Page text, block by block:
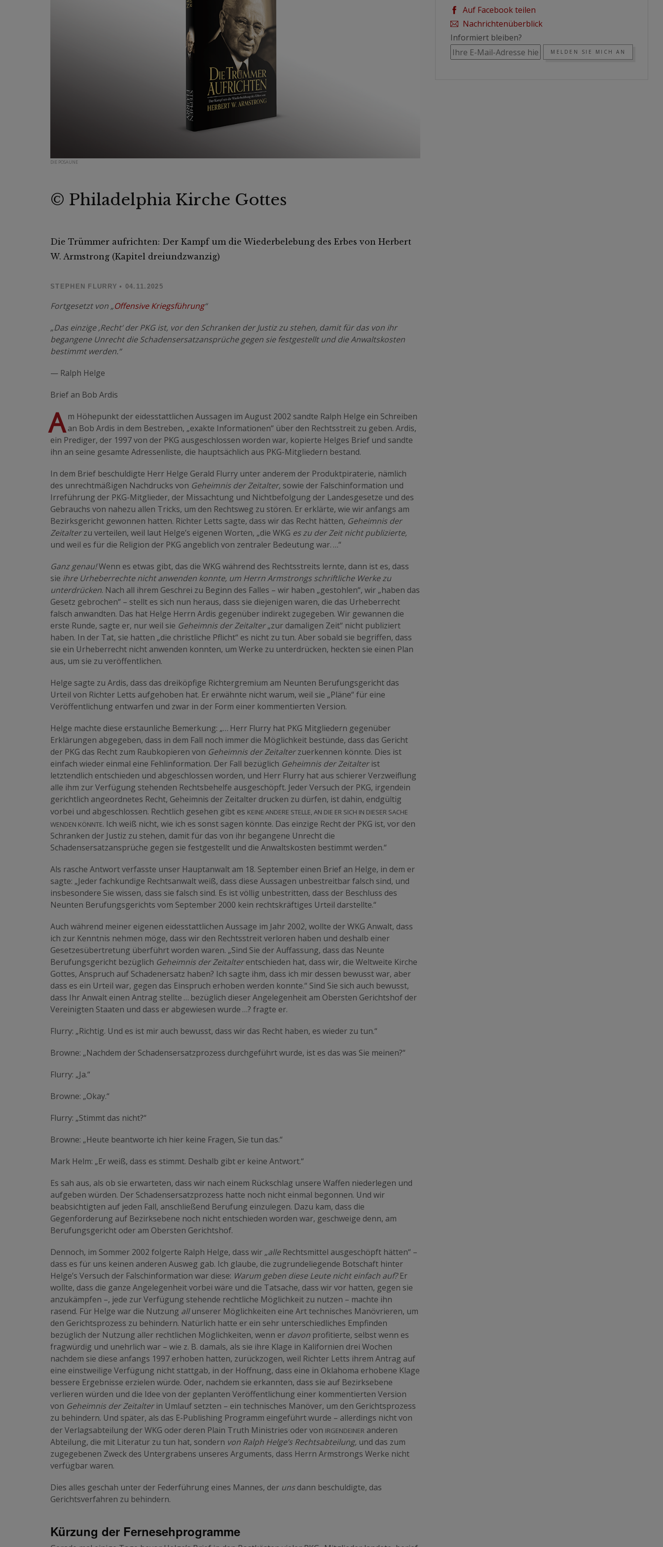
DIE POSAUNE
© Philadelphia Kirche Gottes
Die Trümmer aufrichten: Der Kampf um die Wiederbelebung des Erbes von Herbert
W. Armstrong (Kapitel dreiundzwanzig)
STEPHEN FLURRY • 04.11.2025
Fortgesetzt von „Offensive Kriegsführung“
„Das einzige ‚Recht‘ der PKG ist, vor den Schranken der Justiz zu stehen, damit für das von ihr
begangene Unrecht die Schadensersatzansprüche gegen sie festgestellt und die Anwaltskosten
bestimmt werden.“
— Ralph Helge
Brief an Bob Ardis
A m Höhepunkt der eidesstattlichen Aussagen im August 2002 sandte Ralph Helge ein Schreiben
an Bob Ardis in dem Bestreben, „exakte Informationen“ über den Rechtsstreit zu geben. Ardis,
ein Prediger, der 1997 von der PKG ausgeschlossen worden war, kopierte Helges Brief und sandte
ihn an seine gesamte Adressenliste, die hauptsächlich aus PKG-Mitgliedern bestand.
In dem Brief beschuldigte Herr Helge Gerald Flurry unter anderem der Produktpiraterie, nämlich
des unrechtmäßigen Nachdrucks von Geheimnis der Zeitalter, sowie der Falschinformation und
Irreführung der PKG-Mitglieder, der Missachtung und Nichtbefolgung der Landesgesetze und des
Gebrauchs von nahezu allen Tricks, um den Rechtsweg zu stören. Er erklärte, wie wir anfangs am
Bezirksgericht gewonnen hatten. Richter Letts sagte, dass wir das Recht hätten, Geheimnis der
Zeitalterzu verteilen, weil laut Helge’s eigenen Worten, „die WKG es zu der Zeit nicht publizierte,
und weil es für die Religion der PKG angeblich von zentraler Bedeutung war. …“
Ganz genau!Wenn es etwas gibt, das die WKG während des Rechtsstreits lernte, dann ist es, dass
sie ihre Urheberrechte nicht anwenden konnte, um Herrn Armstrongs schriftliche Werke zu
unterdrücken. Nach all ihrem Geschrei zu Beginn des Falles – wir haben „gestohlen“, wir „haben das
Gesetz gebrochen“ – stellt es sich nun heraus, dass sie diejenigen waren, die das Urheberrecht
falsch anwandten. Das hat Helge Herrn Ardis gegenüber indirekt zugegeben. Wir gewannen die
erste Runde, sagte er, nur weil sie Geheimnis der Zeitalter„zur damaligen Zeit“ nicht publiziert
haben. In der Tat, sie hatten „die christliche Pflicht“ es nicht zu tun. Aber sobald sie begriffen, dass
sie ein Urheberrecht nicht anwenden konnten, um Werke zu unterdrücken, heckten sie einen Plan
aus, um sie zu veröffentlichen.
Helge sagte zu Ardis, dass das dreiköpfige Richtergremium am Neunten Berufungsgericht das
Urteil von Richter Letts aufgehoben hat. Er erwähnte nicht warum, weil sie „Pläne“ für eine
Veröffentlichung entwarfen und zwar in der Form einer kommentierten Version.
Helge machte diese erstaunliche Bemerkung: „… Herr Flurry hat PKG Mitgliedern gegenüber
Erklärungen abgegeben, dass in dem Fall noch immer die Möglichkeit bestünde, dass das Gericht
der PKG das Recht zum Raubkopieren von Geheimnis der Zeitalterzuerkennen könnte. Dies ist
einfach wieder einmal eine Fehlinformation. Der Fall bezüglich Geheimnis der Zeitalterist
letztendlich entschieden und abgeschlossen worden, und Herr Flurry hat aus schierer Verzweiflung
alle ihm zur Verfügung stehenden Rechtsbehelfe ausgeschöpft. Jeder Versuch der PKG, irgendein
gerichtlich angeordnetes Recht, Geheimnis der Zeitalter drucken zu dürfen, ist dahin, endgültig
vorbei und abgeschlossen. Rechtlich gesehen gibt es keine andere Stelle, an die er sich in dieser Sache
wenden könnte. Ich weiß nicht, wie ich es sonst sagen könnte. Das einzige Recht der PKG ist, vor den
Schranken der Justiz zu stehen, damit für das von ihr begangene Unrecht die
Schadensersatzansprüche gegen sie festgestellt und die Anwaltskosten bestimmt werden.“
Als rasche Antwort verfasste unser Hauptanwalt am 18. September einen Brief an Helge, in dem er
sagte: „Jeder fachkundige Rechtsanwalt weiß, dass diese Aussagen unbestreitbar falsch sind, und
insbesondere Sie wissen, dass sie falsch sind. Es ist völlig unbestritten, dass der Beschluss des
Neunten Berufungsgerichts vom September 2000 kein rechtskräftiges Urteil darstellte.“
Auch während meiner eigenen eidesstattlichen Aussage im Jahr 2002, wollte der WKG Anwalt, dass
ich zur Kenntnis nehmen möge, dass wir den Rechtsstreit verloren haben und deshalb einer
Gesetzesübertretung überführt worden waren. „Sind Sie der Auffassung, dass das Neunte
Berufungsgericht bezüglich Geheimnis der Zeitalterentschieden hat, dass wir, die Weltweite Kirche
Gottes, Anspruch auf Schadenersatz haben? Ich sagte ihm, dass ich mir dessen bewusst war, aber
dass es ein Urteil war, gegen das Einspruch erhoben werden konnte.“ Sind Sie sich auch bewusst,
dass Ihr Anwalt einen Antrag stellte … bezüglich dieser Angelegenheit am Obersten Gerichtshof der
Vereinigten Staaten und dass er abgewiesen wurde …? fragte er.
Flurry: „Richtig. Und es ist mir auch bewusst, dass wir das Recht haben, es wieder zu tun.“
Browne: „Nachdem der Schadensersatzprozess durchgeführt wurde, ist es das was Sie meinen?“
Flurry: „Ja.“
Browne: „Okay.“
Flurry: „Stimmt das nicht?“
Browne: „Heute beantworte ich hier keine Fragen, Sie tun das.“
Mark Helm: „Er weiß, dass es stimmt. Deshalb gibt er keine Antwort.“
Es sah aus, als ob sie erwarteten, dass wir nach einem Rückschlag unsere Waffen niederlegen und
aufgeben würden. Der Schadensersatzprozess hatte noch nicht einmal begonnen. Und wir
beabsichtigten auf jeden Fall, anschließend Berufung einzulegen. Dazu kam, dass die
Gegenforderung auf Bezirksebene noch nicht entschieden worden war, geschweige denn, am
Berufungsgericht oder am Obersten Gerichtshof.
Dennoch, im Sommer 2002 folgerte Ralph Helge, dass wir „alleRechtsmittel ausgeschöpft hätten“ –
dass es für uns keinen anderen Ausweg gab. Ich glaube, die zugrundeliegende Botschaft hinter
Helge’s Versuch der Falschinformation war diese: Warum geben diese Leute nicht einfach auf?Er
wollte, dass die ganze Angelegenheit vorbei wäre und die Tatsache, dass wir vor hatten, gegen sie
anzukämpfen –, jede zur Verfügung stehende rechtliche Möglichkeit zu nutzen – machte ihn
rasend. Für Helge war die Nutzung allunserer Möglichkeiten eine Art technisches Manövrieren, um
den Gerichtsprozess zu behindern. Natürlich hatte er ein sehr unterschiedliches Empfinden
bezüglich der Nutzung aller rechtlichen Möglichkeiten, wenn er davon profitierte, selbst wenn es
fragwürdig und unehrlich war – wie z. B. damals, als sie ihre Klage in Kalifornien drei Wochen
nachdem sie diese anfangs 1997 erhoben hatten, zurückzogen, weil Richter Letts ihrem Antrag auf
eine einstweilige Verfügung nicht stattgab, in der Hoffnung, dass eine in Oklahoma erhobene Klage
bessere Ergebnisse erzielen würde. Oder, nachdem sie erkannten, dass sie auf Bezirksebene
verlieren würden und die Idee von der geplanten Veröffentlichung einer kommentierten Version
von Geheimnis der Zeitalterin Umlauf setzten – ein technisches Manöver, um den Gerichtsprozess
zu behindern. Und später, als das E-Publishing Programm eingeführt wurde – allerdings nicht von
der Verlagsabteilung der WKG oder deren Plain Truth Ministries oder von irgendeiner anderen
Abteilung, die mit Literatur zu tun hat, sondern von Ralph Helge’s Rechtsabteilung, und das zum
zugegebenen Zweck des Untergrabens unseres Arguments, dass Herrn Armstrongs Werke nicht
verfügbar waren.
Dies alles geschah unter der Federführung eines Mannes, der unsdann beschuldigte, das
Gerichtsverfahren zu behindern.
Kürzung der Fernesehprogramme
Auf Facebook teilen
Nachrichtenüberblick
Informiert bleiben?
MELDEN SIE MICH AN